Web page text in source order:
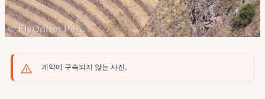
계약에 구속되지 않는 사진。